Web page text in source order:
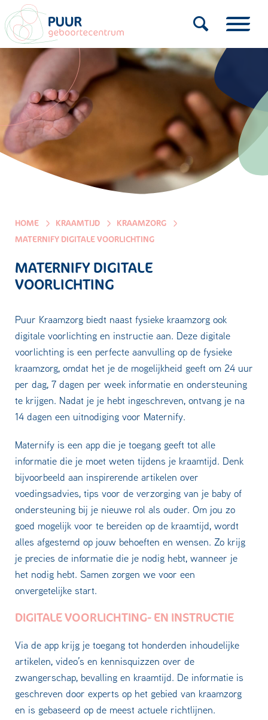
HOME KRAAMTIJD
KRAAMZORG
MATERNIFY DIGITALE VOORLICHTING
MATERNIFY DIGITALE
VOORLICHTING
Puur Kraamzorg biedt naast fysieke kraamzorg ook
digitale voorlichting en instructie aan. Deze digitale
voorlichting is een perfecte aanvulling op de fysieke
kraamzorg, omdat het je de mogelijkheid geeft om 24 uur
per dag, 7 dagen per week informatie en ondersteuning
te krijgen. Nadat je je hebt ingeschreven, ontvang je na
14 dagen een uitnodiging voor Maternify.
Maternify is een app die je toegang geeft tot alle
informatie die je moet weten tijdens je kraamtijd. Denk
bijvoorbeeld aan inspirerende artikelen over
voedingsadvies, tips voor de verzorging van je baby of
ondersteuning bij je nieuwe rol als ouder. Om jou zo
goed mogelijk voor te bereiden op de kraamtijd, wordt
alles afgestemd op jouw behoeften en wensen. Zo krijg
je precies de informatie die je nodig hebt, wanneer je
het nodig hebt. Samen zorgen we voor een
onvergetelijke start.
DIGITALE VOORLICHTING- EN INSTRUCTIE
Via de app krijg je toegang tot honderden inhoudelijke
artikelen, video’s en kennisquizzen over de
zwangerschap, bevalling en kraamtijd. De informatie is
geschreven door experts op het gebied van kraamzorg
en is gebaseerd op de meest actuele richtlijnen.